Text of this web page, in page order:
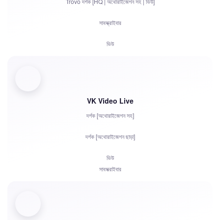
সাবস্ক্রাইবার
ভিউ
VK Video Live
দর্শক [অথোরাইজেশন সহ]
দর্শক [অথোরাইজেশন ছাড়া]
ভিউ
সাবস্ক্রাইবার